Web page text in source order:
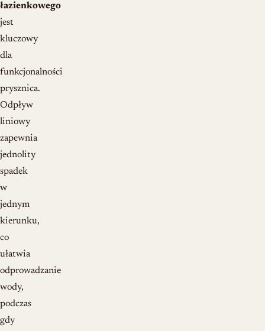
łazienkowego
jest
kluczowy
dla
funkcjonalności
prysznica.
Odpływ
liniowy
zapewnia
jednolity
spadek
w
jednym
kierunku,
co
ułatwia
odprowadzanie
wody,
podczas
gdy